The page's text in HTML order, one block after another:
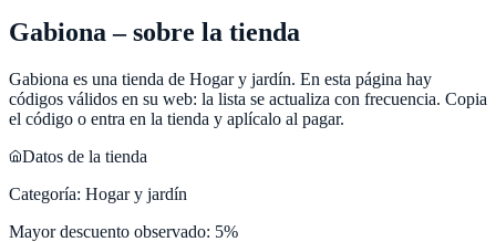
Gabiona – sobre la tienda
Gabiona es una tienda de Hogar y jardín. En esta página hay
códigos válidos en su web: la lista se actualiza con frecuencia. Copia
el código o entra en la tienda y aplícalo al pagar.
Datos de la tienda
Categoría: Hogar y jardín
Mayor descuento observado: 5%